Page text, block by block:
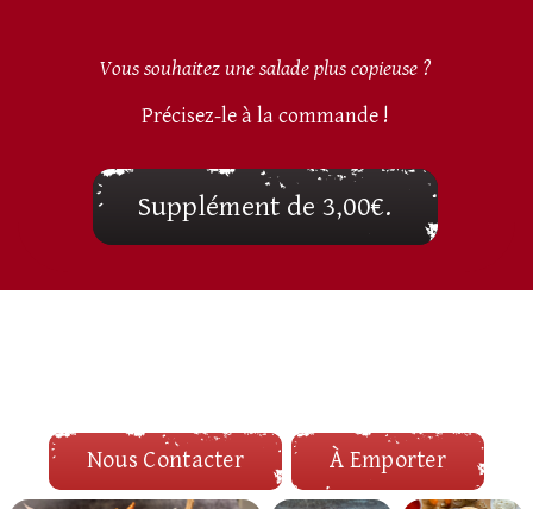
Vous souhaitez une salade plus copieuse ?
Précisez-le à la commande !
Supplément de 3,00€.
Nous Contacter À Emporter